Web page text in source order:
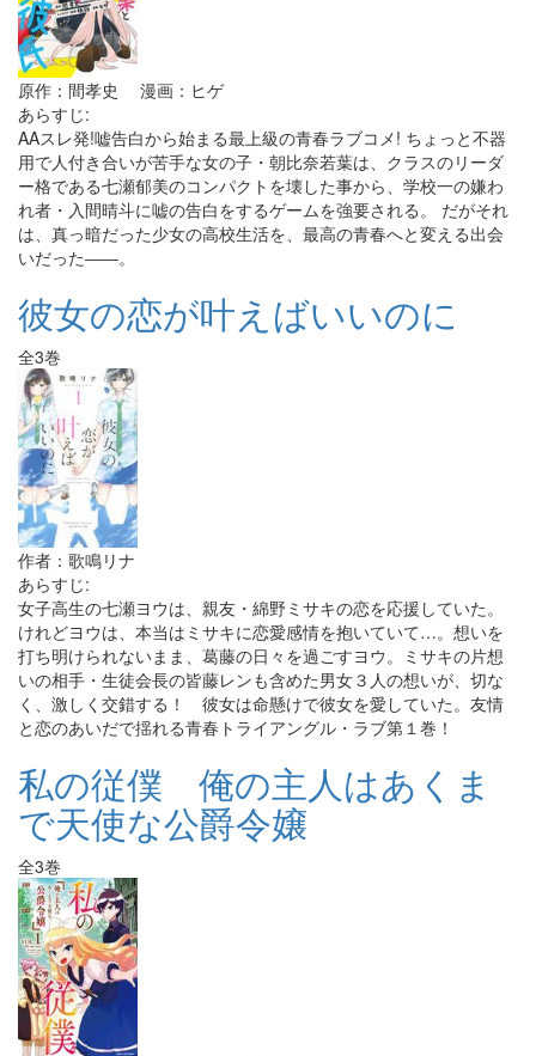
原作：間孝史 漫画：ヒゲ
あらすじ:
AAスレ発!嘘告白から始まる最上級の青春ラブコメ! ちょっと不器
用で人付き合いが苦手な女の子・朝比奈若葉は、クラスのリーダ
ー格である七瀬郁美のコンパクトを壊した事から、学校一の嫌わ
れ者・入間晴斗に嘘の告白をするゲームを強要される。 だがそれ
は、真っ暗だった少女の高校生活を、最高の青春へと変える出会
いだった――。
彼女の恋が叶えばいいのに
全3巻
作者：歌鳴リナ
あらすじ:
女子高生の七瀬ヨウは、親友・綿野ミサキの恋を応援していた。
けれどヨウは、本当はミサキに恋愛感情を抱いていて…。想いを
打ち明けられないまま、葛藤の日々を過ごすヨウ。ミサキの片想
いの相手・生徒会長の皆藤レンも含めた男女３人の想いが、切な
く、激しく交錯する！ 彼女は命懸けで彼女を愛していた。友情
と恋のあいだで揺れる青春トライアングル・ラブ第１巻！
私の従僕 俺の主人はあくま
で天使な公爵令嬢
全3巻